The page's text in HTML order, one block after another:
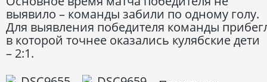
выявило – команды забили по одному голу.
Для выявления победителя команды
в которой точнее оказались кулябские дети
– 2:1.